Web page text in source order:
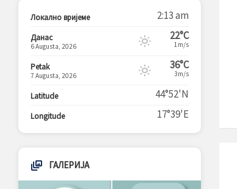
Локално вријеме 2:13 am
Данас
6 Augusta, 2026
22°C
1m/s
Petak
7 Augusta, 2026
36°C
3m/s
Latitude 44°52'N
Longitude 17°39'E
ГАЛЕРИЈА